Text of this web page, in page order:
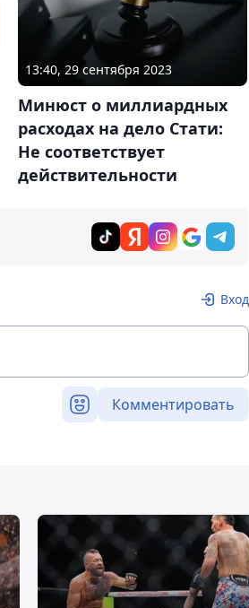
13:40, 29 сентября 2023
Минюст о миллиардных
расходах на дело Стати:
Не соответствует
действительности
Вход
Комментировать